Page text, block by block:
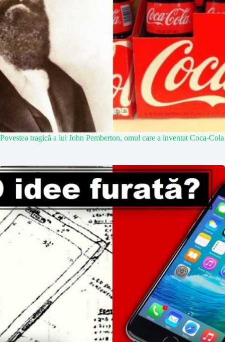
Povestea tragică a lui John Pemberton, omul care a inventat Coca-Cola